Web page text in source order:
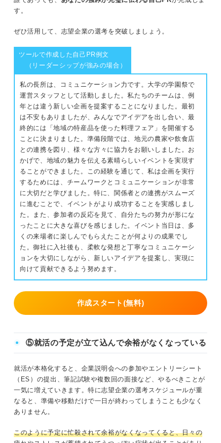
す。
ぜひ活用して、志望企業の選考を突破しましょう。
ツールで作成した自己PR例文
（リーダーシップが強みの場合）
私の長所は、コミュニケーション力です。大学の学園祭で
運営スタッフとして活動しました。私たちのチームは、例
年とは違う新しい企画を提案することになりました。最初
は不安もありましたが、みんなでアイデアを出し合い、最
終的には「地域の特産品を使った料理フェア」を開催する
ことに決まりました。準備段階では、地元の農家や飲食店
との連携を図り、様々な方々に協力をお願いしました。お
かげで、地域の魅力を伝える素晴らしいイベントを実現す
ることができました。この経験を通じて、私は企画を実行
するためには、チームワークとコミュニケーションが非常
に大切だと学びました。特に、関係者との連携がスムーズ
に進むことで、イベントがより成功することを実感しまし
た。また、参加者の反応を見て、自分たちの努力が形にな
ったことに大きな喜びを感じました。イベント当日は、多
くの来場者に楽しんでもらえたことが何よりの成果でし
た。御社に入社後も、柔軟な発想と丁寧なコミュニケーシ
ョンを大切にしながら、新しいアイデアを提案し、実現に
向けて貢献できるよう努めます。
作成スタート(無料)
⑤就活の予定が立て込んで余裕がなくなっている
就活が本格化すると、企業説明会への参加やエントリーシート
（ES）の提出、筆記試験や複数回の面接など、やるべきことが
一気に増えていきます。特に志望企業の選考スケジュールが重
なると、準備や移動だけで一日が終わってしまうことも少なく
ありません。
このように予定に忙殺されて余裕がなくなってくると、日々の